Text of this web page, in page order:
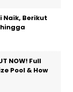
Naik, Berikut
NOW! Full
Pool & How